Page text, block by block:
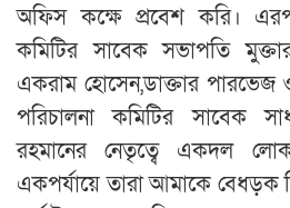
অফিস কক্ষে প্রবেশ করি।
কমিটির সাবেক সভাপতি
একরাম হোসেন,ডাক্তার পারভেজ
পরিচালনা কমিটির সাবেক
রহমানের নেতৃত্বে একদল
একপর্যায়ে তারা আমাকে বেধড়ক